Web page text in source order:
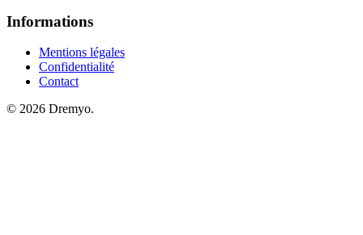
Informations
Mentions légales
Confidentialité
Contact
© 2026 Dremyo.